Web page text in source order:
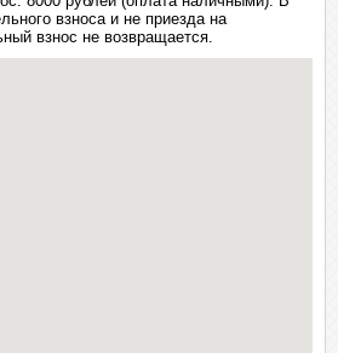
взноса и не приезда на
взнос не возвращается.